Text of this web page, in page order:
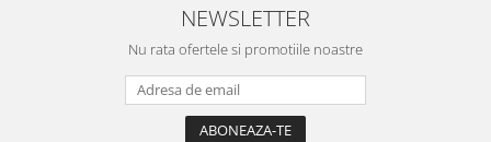
Igiena animale de companie
Mobila si transport animale de
Zgarzi, lese si hamuri
PC, Periferice & Software
NEWSLETTER
Nu rata ofertele si promotiile noastre